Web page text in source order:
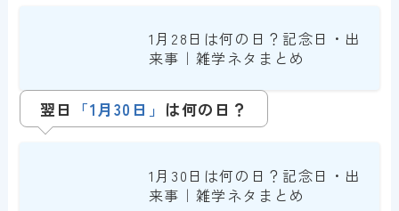
1月28日は何の日？記念日・出
来事｜雑学ネタまとめ
翌日 「1月30日」 は何の日？
1月30日は何の日？記念日・出
来事｜雑学ネタまとめ